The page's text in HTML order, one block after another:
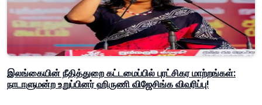
இலங்கையின் நீதித்துறை கட்டமைப்பில் புரட்சிகர மாற்றங்கள்:
நாடாளுமன்ற உறுப்பினர் ஹிருணி விஜேசிங்க விவரிப்பு!